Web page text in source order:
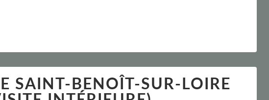
SAINT-BENOÎT-SUR-LOIRE